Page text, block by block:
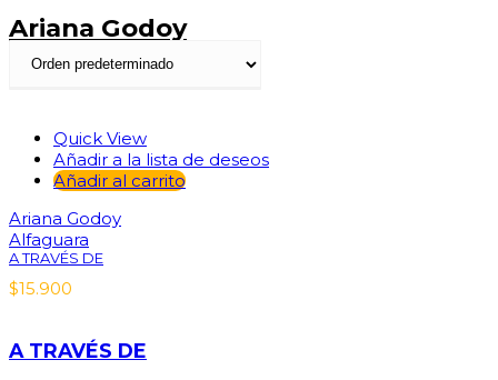
Ariana Godoy
Quick View
Añadir a la lista de deseos
Añadir al carrito
Ariana Godoy
Alfaguara
A TRAVÉS DE
$15.900
A TRAVÉS DE